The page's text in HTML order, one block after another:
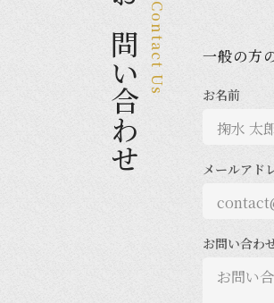
Contact Us
お問い合わせ 一般の方
お名前
メールアド
お問い合わ